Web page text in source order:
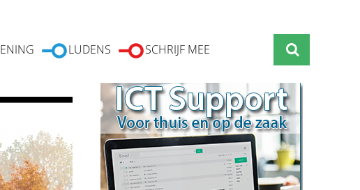
LUDENS SCHRIJF MEE